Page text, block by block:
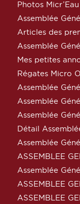
Photos
Assemblée
Articles des
Assemblée
Mes petites
Régates Micro
Assemblée
Assemblée
Assemblée
Détail
Assemblée
ASSEMBLEE
Assemblée
ASSEMBLEE
ASSEMBLEE